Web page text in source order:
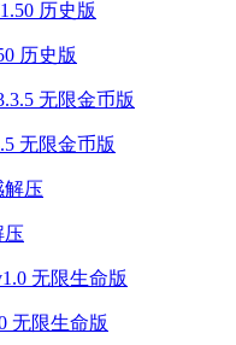
历史版
无限金币版
压
无限生命版